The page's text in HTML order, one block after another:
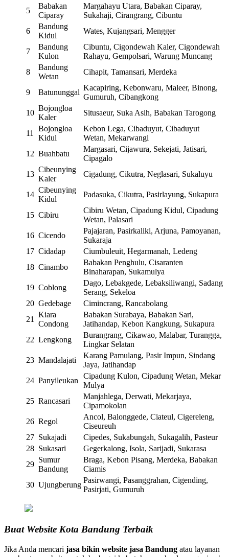
5
Babakan
Ciparay
Margahayu Utara, Babakan Ciparay,
Sukahaji, Cirangrang, Cibuntu
6
Bandung
Kidul
Wates, Kujangsari, Mengger
7
Bandung
Kulon
Cibuntu, Cigondewah Kaler, Cigondewah
Rahayu, Gempolsari, Warung Muncang
8
Bandung
Wetan
Cihapit, Tamansari, Merdeka
9 Batununggal
Kacapiring, Kebonwaru, Maleer, Binong,
Gumuruh, Cibangkong
10
Bojongloa
Kaler
Situsaeur, Suka Asih, Babakan Tarogong
11
Bojongloa
Kidul
Kebon Lega, Cibaduyut, Cibaduyut
Wetan, Mekarwangi
12 Buahbatu
Margasari, Cijawura, Sekejati, Jatisari,
Cipagalo
13
Cibeunying
Kaler
Cigadung, Cikutra, Neglasari, Sukaluyu
14
Cibeunying
Kidul
Padasuka, Cikutra, Pasirlayung, Sukapura
15 Cibiru
Cibiru Wetan, Cipadung Kidul, Cipadung
Wetan, Palasari
16 Cicendo
Pajajaran, Pasirkaliki, Arjuna, Pamoyanan,
Sukaraja
17 Cidadap
Ciumbuleuit, Hegarmanah, Ledeng
18 Cinambo
Babakan Penghulu, Cisaranten
Binaharapan, Sukamulya
19 Coblong
Dago, Lebakgede, Lebaksiliwangi, Sadang
Serang, Sekeloa
20 Gedebage
Cimincrang, Rancabolang
21
Kiara
Condong
Babakan Surabaya, Babakan Sari,
Jatihandap, Kebon Kangkung, Sukapura
22 Lengkong
Burangrang, Cikawao, Malabar, Turangga,
Lingkar Selatan
23 Mandalajati
Karang Pamulang, Pasir Impun, Sindang
Jaya, Jatihandap
24 Panyileukan
Cipadung Kulon, Cipadung Wetan, Mekar
Mulya
25 Rancasari
Manjahlega, Derwati, Mekarjaya,
Cipamokolan
26 Regol
Ancol, Balonggede, Ciateul, Cigereleng,
Ciseureuh
27 Sukajadi
Cipedes, Sukabungah, Sukagalih, Pasteur
28 Sukasari
Gegerkalong, Isola, Sarijadi, Sukarasa
29
Sumur
Bandung
Braga, Kebon Pisang, Merdeka, Babakan
Ciamis
30 Ujungberung
Pasirwangi, Pasanggrahan, Cigending,
Pasirjati, Gumuruh
Buat Website Kota Bandung Terbaik
Jika Anda mencari jasa bikin website jasa Bandung atau layanan